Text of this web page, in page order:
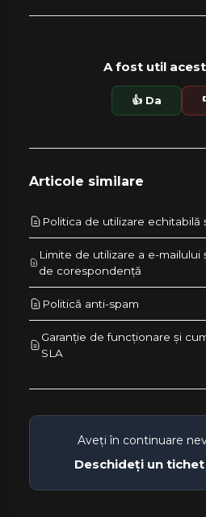
A fost util
👍 Da
Articole similare
Politica de utilizare echitabilă
Limite de utilizare a e-
de corespondență
Politică anti-spam
Garanție de funcționare și
SLA
Aveți în continuare
Deschideți un